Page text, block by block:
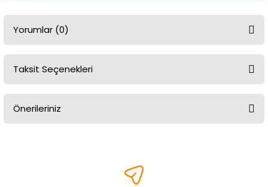
Yorumlar (0)
Taksit Seçenekleri
Önerileriniz
Görüş ve önerileriniz için teşekkür ederiz.